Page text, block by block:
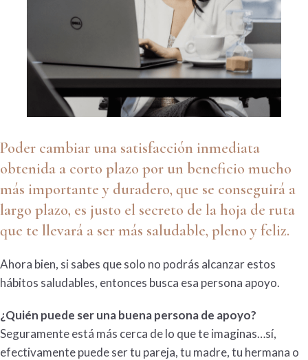
Poder cambiar una satisfacción inmediata
obtenida a corto plazo por un beneficio mucho
más importante y duradero, que se conseguirá a
largo plazo, es justo el secreto de la hoja de ruta
que te llevará a ser más saludable, pleno y feliz.
Ahora bien, si sabes que solo no podrás alcanzar estos
hábitos saludables, entonces busca esa persona apoyo.
¿Quién puede ser una buena persona de apoyo?
Seguramente está más cerca de lo que te imaginas…sí,
efectivamente puede ser tu pareja, tu madre, tu hermana o